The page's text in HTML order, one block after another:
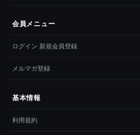
会員メニュー
ログイン 新規会員登録
メルマガ登録
基本情報
利用規約